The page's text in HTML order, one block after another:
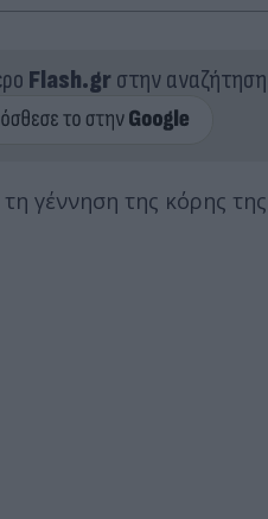
Flash.grστην
γέννηση της κόρης